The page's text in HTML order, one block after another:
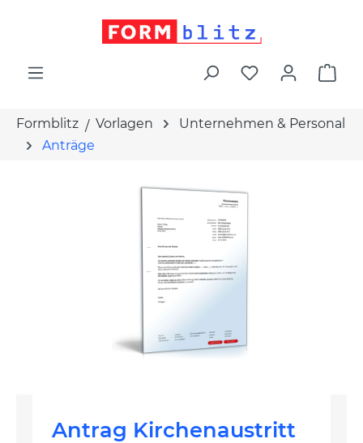
Formblitz Vorlagen
Unternehmen & Personal
Anträge
Antrag Kirchenaustritt